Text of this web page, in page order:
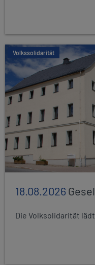
Volkssolidarität
18.08.2026
Die Volksolidarität